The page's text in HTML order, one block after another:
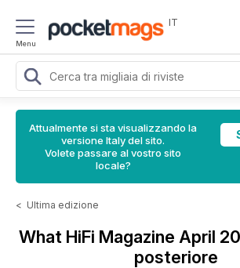
Menu
IT
Attualmente si sta visualizzando la
versione Italy del sito.
Volete passare al vostro sito
locale?
< Ultima edizione
What HiFi Magazine April
posteriore